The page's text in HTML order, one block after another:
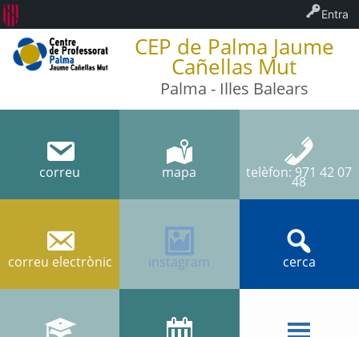
CEP de Palma Jaume
Cañellas Mut
Palma - Illes Balears
correu mapa telèfon: 971 42 07
48
correu electrònic instagram cerca
Entra